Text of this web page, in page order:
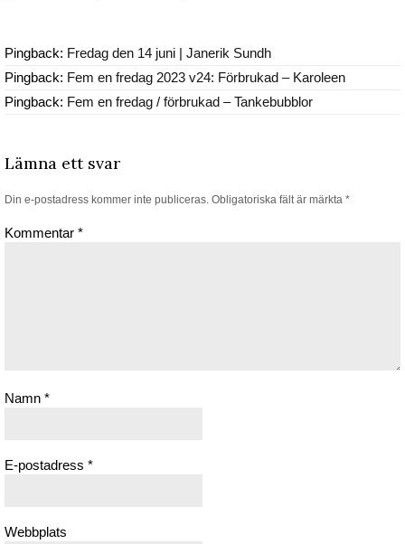
Pingback: Fredag den 14 juni | Janerik Sundh
Pingback: Fem en fredag 2023 v24: Förbrukad – Karoleen
Pingback: Fem en fredag / förbrukad – Tankebubblor
Lämna ett svar
Din e-postadress kommer inte publiceras. Obligatoriska fält är märkta *
Kommentar *
Namn *
E-postadress *
Webbplats